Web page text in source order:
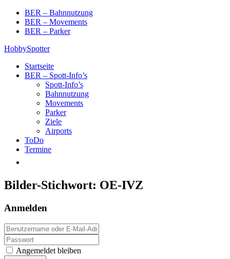
Skip
content
BER – Bahnnutzung
BER – Movements
BER – Parker
HobbySpotter
Startseite
BER – Spott-Info’s
Spott-Info’s
Bahnnutzung
Movements
Parker
Ziele
Airports
ToDo
Termine
Bilder-Stichwort: OE-IVZ
Anmelden
Angemeldet bleiben